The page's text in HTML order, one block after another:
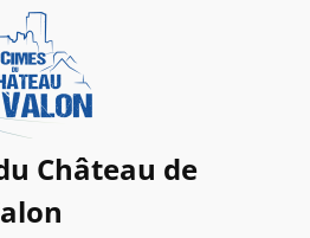
Château de